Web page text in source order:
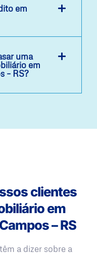
em
uma
em
– RS?
clientes
em
– RS
a dizer sobre a